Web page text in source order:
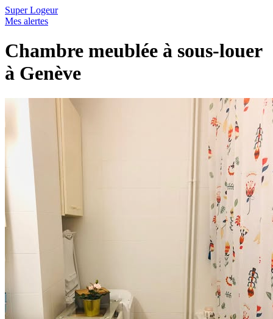
Super Logeur
Mes alertes
Chambre meublée à sous-louer
à Genève